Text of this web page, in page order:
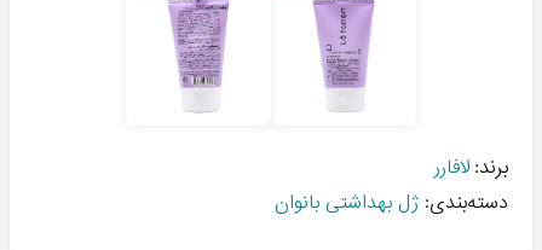
برند: لافارر
دسته‌بندی: ژل بهداشتی بانوان